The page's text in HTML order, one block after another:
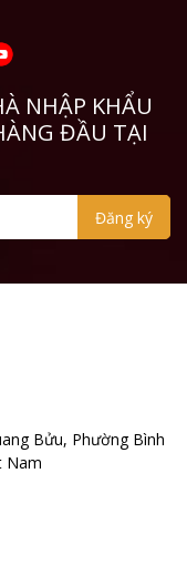
NHẬP KHẨU
ĐẦU TẠI
Bửu, Phường Bình
Nam